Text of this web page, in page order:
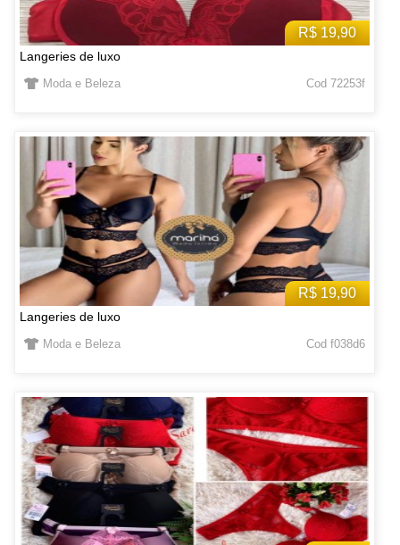
R$ 19,90
Langeries de luxo
Moda e Beleza Cod 72253f
R$ 19,90
Langeries de luxo
Moda e Beleza Cod f038d6